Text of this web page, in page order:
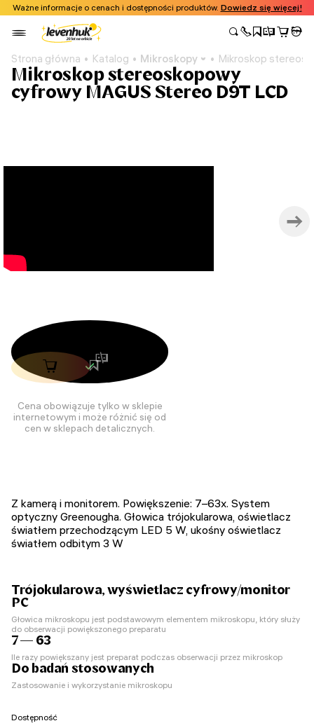
Ważne informacje o cenach i dostępności produktów. Dowiedz się więcej!
Strona główna Katalog Mikroskopy Mikroskop
Mikroskop stereoskopowy
cyfrowy MAGUS Stereo D9T LCD
Cena obowiązuje tylko w sklepie
internetowym i może różnić się od
cen w sklepach detalicznych.
Z kamerą i monitorem. Powiększenie: 7–63x. System
optyczny Greenougha. Głowica trójokularowa, oświetlacz
światłem przechodzącym LED 5 W, ukośny oświetlacz
światłem odbitym 3 W
Trójokularowa, wyświetlacz cyfrowy/monitor
PC
Głowica mikroskopu jest podstawowym elementem mikroskopu, który służy
do obserwacji powiększonego preparatu
7 — 63
Ile razy powiększany jest preparat podczas obserwacji przez mikroskop
Do badań stosowanych
Zastosowanie i wykorzystanie mikroskopu
Dostępność